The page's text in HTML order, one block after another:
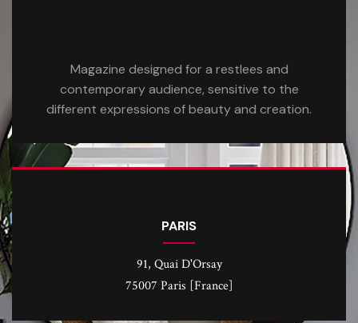
Magazine designed for a restlees and
contemporary audience, sensitive to the
different expressions of beauty and creation.
PARIS
91, Quai D'Orsay
75007 Paris [France]